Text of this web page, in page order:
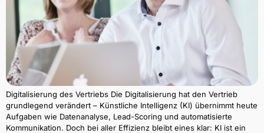
Digitalisierung des Vertriebs Die Digitalisierung hat den Vertrieb
grundlegend verändert – Künstliche Intelligenz (KI) übernimmt heute
Aufgaben wie Datenanalyse, Lead-Scoring und automatisierte
Kommunikation. Doch bei aller Effizienz bleibt eines klar: KI ist ein